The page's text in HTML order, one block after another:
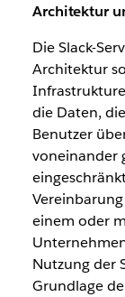
Architektur
Die Slack-
Architektur
die Daten,
Benutzer
voneinander
einem oder
Nutzung der
Grundlage